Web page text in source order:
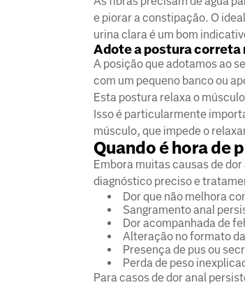
e piorar a constipação. O
urina clara é um bom
Adote a postura correta
A posição que adotamos ao
com um pequeno banco ou
Esta postura relaxa o
Isso é particularmente
músculo, que impede o
Quando é hora de
Embora muitas causas de
diagnóstico preciso e
Dor que não melhora
Sangramento anal
Dor acompanhada de
Alteração no formato
Presença de pus ou
Perda de peso
Para casos de dor anal